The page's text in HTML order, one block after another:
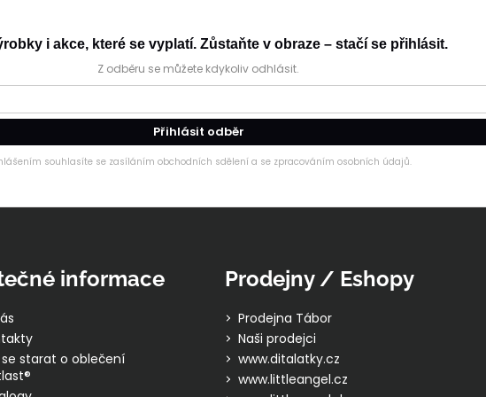
i akce, které se vyplatí. Zůstaňte v obraze – stačí se přihlásit.
Z odběru se můžete kdykoliv odhlásit.
Přihlásit odběr
souhlasíte se zasíláním obchodních sdělení a se zpracováním osobních údajů.
informace
se starat o oblečení
Prodejny / Eshopy
Prodejna Tábor
Naši prodejci
www.ditalatky.cz
www.littleangel.cz